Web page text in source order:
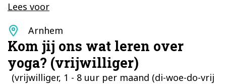
Lees voor
Standplaats
Arnhem
Kom jij ons wat leren over
yoga? (vrijwilliger)
(vrijwilliger, 1 - 8 uur per maand (di-woe-do-vrij